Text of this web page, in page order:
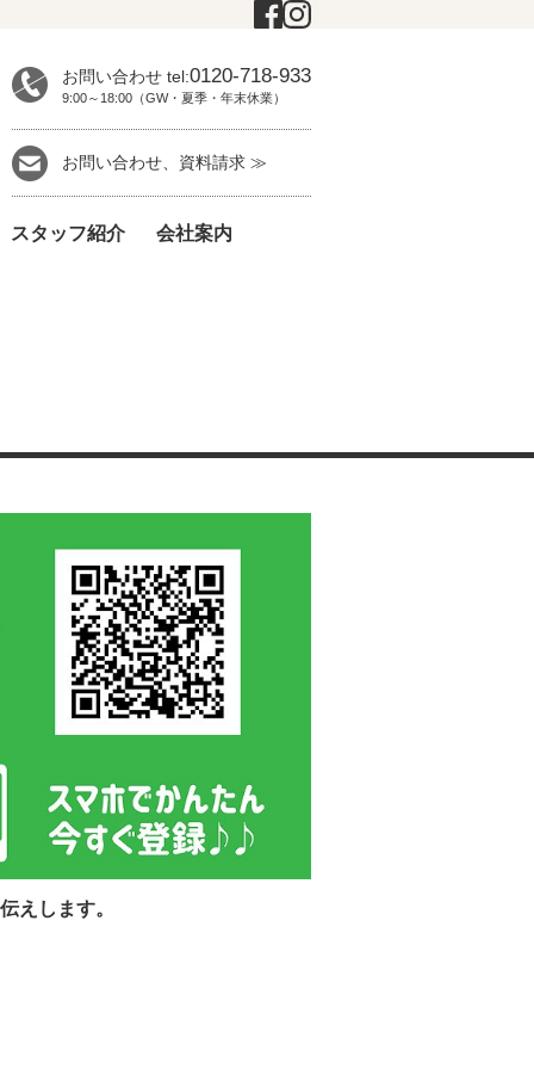
スタッフ紹介 会社案内
お問い合わせ tel:0120-718-933
9:00～18:00（GW・夏季・年末休業）
お問い合わせ、資料請求 ≫
えします。